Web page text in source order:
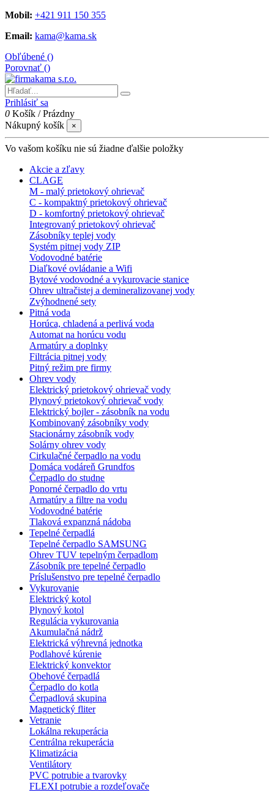
Mobil: +421 911 150 355
Email: kama@kama.sk
Obľúbené ()
Porovnať ()
Prihlásiť sa
0 Košík /Prázdny
Nákupný košík
×
Vo vašom košíku nie sú žiadne ďalšie položky
Akcie a zľavy
CLAGE
M - malý prietokový ohrievač
C - kompaktný prietokový ohrievač
D - komfortný prietokový ohrievač
Integrovaný prietokový ohrievač
Zásobníky teplej vody
Systém pitnej vody ZIP
Vodovodné batérie
Diaľkové ovládanie a Wifi
Bytové vodovodné a vykurovacie stanice
Ohrev ultračistej a demineralizovanej vody
Zvýhodnené sety
Pitná voda
Horúca, chladená a perlivá voda
Automat na horúcu vodu
Armatúry a doplnky
Filtrácia pitnej vody
Pitný režim pre firmy
Ohrev vody
Elektrický prietokový ohrievač vody
Plynový prietokový ohrievač vody
Elektrický bojler - zásobník na vodu
Kombinovaný zásobníky vody
Stacionárny zásobník vody
Solárny ohrev vody
Cirkulačné čerpadlo na vodu
Domáca vodáreň Grundfos
Čerpadlo do studne
Ponorné čerpadlo do vrtu
Armatúry a filtre na vodu
Vodovodné batérie
Tlaková expanzná nádoba
Tepelné čerpadlá
Tepelné čerpadlo SAMSUNG
Ohrev TUV tepelným čerpadlom
Zásobník pre tepelné čerpadlo
Príslušenstvo pre tepelné čerpadlo
Vykurovanie
Elektrický kotol
Plynový kotol
Regulácia vykurovania
Akumulačná nádrž
Elektrická výhrevná jednotka
Podlahové kúrenie
Elektrický konvektor
Obehové čerpadlá
Čerpadlo do kotla
Čerpadlová skupina
Magnetický fliter
Vetranie
Lokálna rekuperácia
Centrálna rekuperácia
Klimatizácia
Ventilátory
PVC potrubie a tvarovky
FLEXI potrubie a rozdeľovače